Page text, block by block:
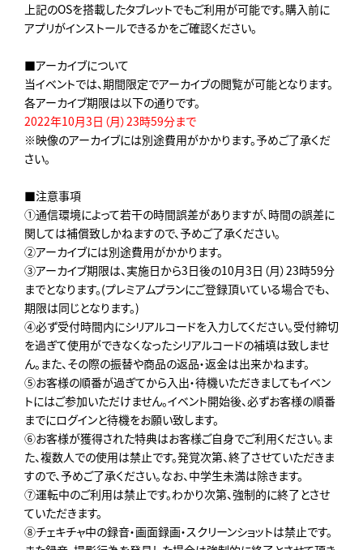
上記のOSを搭載したタブレットでもご利用が可能です。購入前に
アプリがインストールできるかをご確認ください。
■アーカイブについて
当イベントでは、期間限定でアーカイブの閲覧が可能となります。
各アーカイブ期限は以下の通りです。
2022年10月3日（月）23時59分まで
※映像のアーカイブには別途費用がかかります。予めご了承くだ
さい。
■注意事項
①通信環境によって若干の時間誤差がありますが、時間の誤差に
関しては補償致しかねますので、予めご了承ください。
②アーカイブには別途費用がかかります。
③アーカイブ期限は、実施日から3日後の10月3日（月）23時59分
までとなります。(プレミアムプランにご登録頂いている場合でも、
期限は同じとなります。)
④必ず受付時間内にシリアルコードを入力してください。受付締切
を過ぎて使用ができなくなったシリアルコードの補填は致しませ
ん。また、その際の振替や商品の返品・返金は出来かねます。
⑤お客様の順番が過ぎてから入出・待機いただきましてもイベン
トにはご参加いただけません。イベント開始後、必ずお客様の順番
までにログインと待機をお願い致します。
⑥お客様が獲得された特典はお客様ご自身でご利用ください。ま
た、複数人での使用は禁止です。発覚次第、終了させていただきま
すので、予めご了承ください。なお、中学生未満は除きます。
⑦運転中のご利用は禁止です。わかり次第、強制的に終了とさせ
ていただきます。
⑧チェキチャ中の録音・画面録画・スクリーンショットは禁止です。